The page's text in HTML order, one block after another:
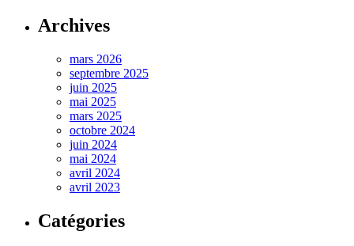
Archives
mars 2026
septembre 2025
juin 2025
mai 2025
mars 2025
octobre 2024
juin 2024
mai 2024
avril 2024
avril 2023
Catégories